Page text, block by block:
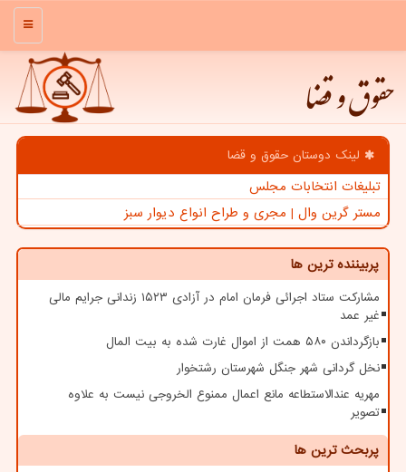
منو
حقوق و قضا
لینک دوستان حقوق و قضا
تبلیغات انتخابات مجلس
مستر گرین وال | مجری و طراح انواع دیوار سبز
پربیننده ترین ها
مشارکت ستاد اجرائی فرمان امام در آزادی ۱۵۲۳ زندانی جرایم مالی
غیر عمد
بازگرداندن ۵۸۰ همت از اموال غارت شده به بیت المال
نخل گردانی شهر جنگل شهرستان رشتخوار
مهریه عندالاستطاعه مانع اعمال ممنوع الخروجی نیست به علاوه
تصویر
پربحث ترین ها